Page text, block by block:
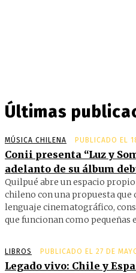
Últimas
MÚSICA CHILENA PUBLICADO EL
Conii presenta “Luz y
adelanto de su álbum
Quilpué abre un espacio
chileno con una propuesta que
lenguaje cinematográfico,
que funcionan como pequeñas
LIBROS PUBLICADO EL 27 DE
Legado vivo: Chile y